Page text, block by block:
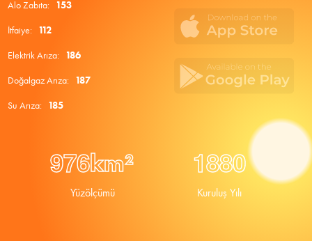
Alo Zabıta: 153
İtfaiye: 112
Elektrik Arıza: 186
Doğalgaz Arıza: 187
Su Arıza: 185
976km²
Yüzölçümü
1880
Kuruluş Yılı